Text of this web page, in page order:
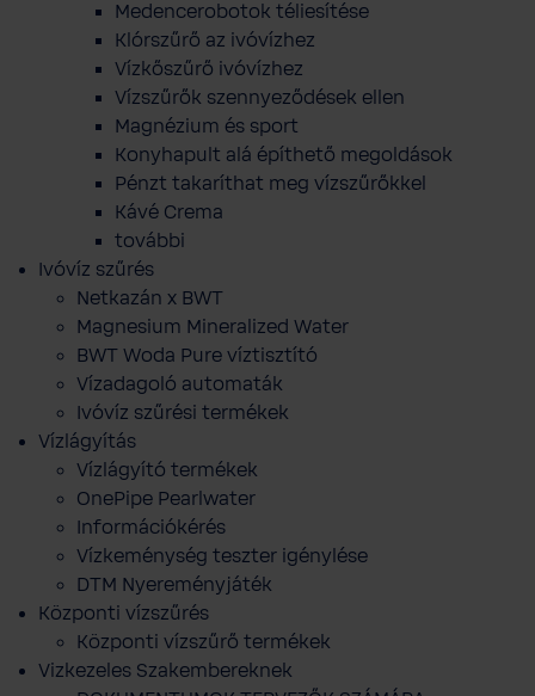
Medencerobotok téliesítése
Klórszűrő az ivóvízhez
Vízkőszűrő ivóvízhez
Vízszűrők szennyeződések ellen
Magnézium és sport
Konyhapult alá építhető megoldások
Pénzt takaríthat meg vízszűrőkkel
Kávé Crema
további
Ivóvíz szűrés
Netkazán x BWT
Magnesium Mineralized Water
BWT Woda Pure víztisztító
Vízadagoló automaták
Ivóvíz szűrési termékek
Vízlágyítás
Vízlágyító termékek
OnePipe Pearlwater
Információkérés
Vízkeménység teszter igénylése
DTM Nyereményjáték
Központi vízszűrés
Központi vízszűrő termékek
Vizkezeles Szakembereknek